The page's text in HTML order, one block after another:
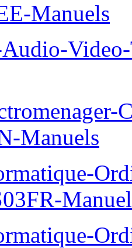
Manuels
Audio-
Manuels